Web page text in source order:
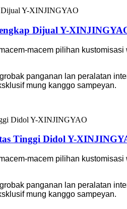
Dijual Y-
macem pilihan
panganan lan peralatan
mung kanggo sampeyan.
Tinggi Didol Y-
macem pilihan
panganan lan peralatan
mung kanggo sampeyan.